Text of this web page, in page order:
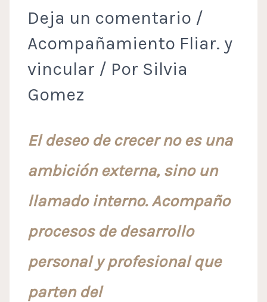
Deja un comentario /
Acompañamiento Fliar. y
vincular / Por Silvia
Gomez
El deseo de crecer no es una
ambición externa, sino un
llamado interno. Acompaño
procesos de desarrollo
personal y profesional que
parten del